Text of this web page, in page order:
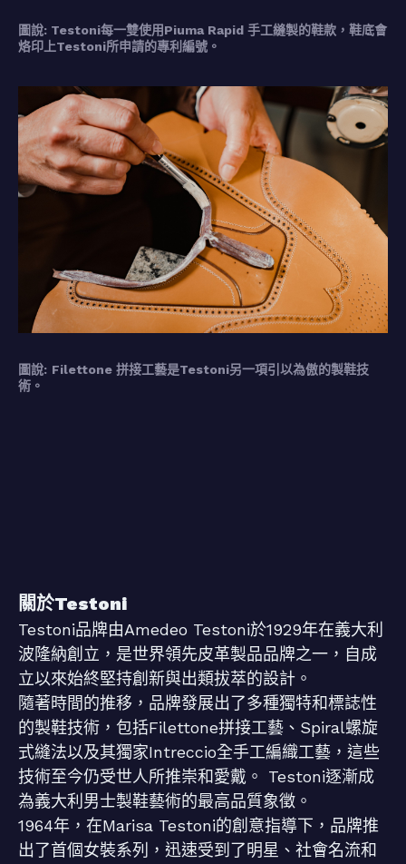
圖說: Testoni每一雙使用Piuma Rapid 手工縫製的鞋款，鞋底會
烙印上Testoni所申請的專利編號。
圖說: Filettone 拼接工藝是Testoni另一項引以為傲的製鞋技
術。
關於Testoni
Testoni品牌由Amedeo Testoni於1929年在義大利
波隆納創立，是世界領先皮革製品品牌之一，自成
立以來始終堅持創新與出類拔萃的設計。
隨著時間的推移，品牌發展出了多種獨特和標誌性
的製鞋技術，包括Filettone拼接工藝、Spiral螺旋
式縫法以及其獨家Intreccio全手工編織工藝，這些
技術至今仍受世人所推崇和愛戴。 Testoni逐漸成
為義大利男士製鞋藝術的最高品質象徵。
1964年，在Marisa Testoni的創意指導下，品牌推
出了首個女裝系列，迅速受到了明星、社會名流和